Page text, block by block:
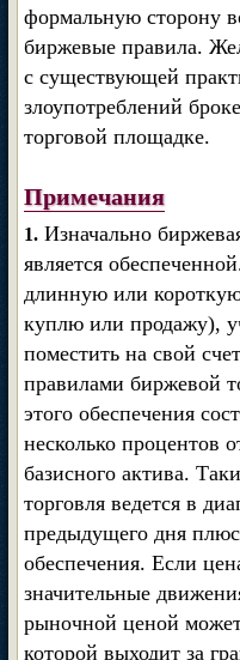
формальную сторону
биржевые правила.
с существующей
злоупотреблений
торговой площадке.
Примечания
1. Изначально
является
длинную или
куплю или продажу),
поместить на свой
правилами биржевой
этого обеспечения
несколько процентов
базисного актива.
торговля ведется в
предыдущего дня
обеспечения. Если
значительные
рыночной ценой может
которой выходит за